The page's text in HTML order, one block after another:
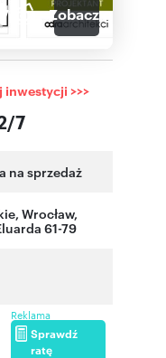
7 Zobacz galerię
7
>>>
na sprzedaż
, Wrocław,
61-79
Reklama
Sprawdź
ratę